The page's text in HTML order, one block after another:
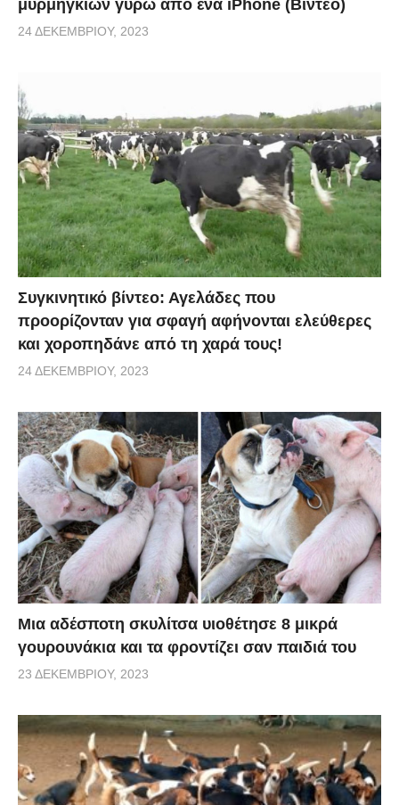
μυρμηγκιών γύρω από ένα iPhone (Βίντεο)
24 ΔΕΚΕΜΒΡΊΟΥ, 2023
Συγκινητικό βίντεο: Αγελάδες που
προορίζονταν για σφαγή αφήνονται ελεύθερες
και χοροπηδάνε από τη χαρά τους!
24 ΔΕΚΕΜΒΡΊΟΥ, 2023
Μια αδέσποτη σκυλίτσα υιοθέτησε 8 μικρά
γουρουνάκια και τα φροντίζει σαν παιδιά του
23 ΔΕΚΕΜΒΡΊΟΥ, 2023